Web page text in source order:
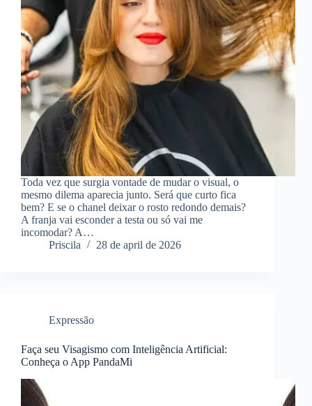
Toda vez que surgia vontade de mudar o visual, o
mesmo dilema aparecia junto. Será que curto fica
bem? E se o chanel deixar o rosto redondo demais?
A franja vai esconder a testa ou só vai me
incomodar? A…
Priscila
28 de april de 2026
Expressão
Faça seu Visagismo com Inteligência Artificial:
Conheça o App PandaMi